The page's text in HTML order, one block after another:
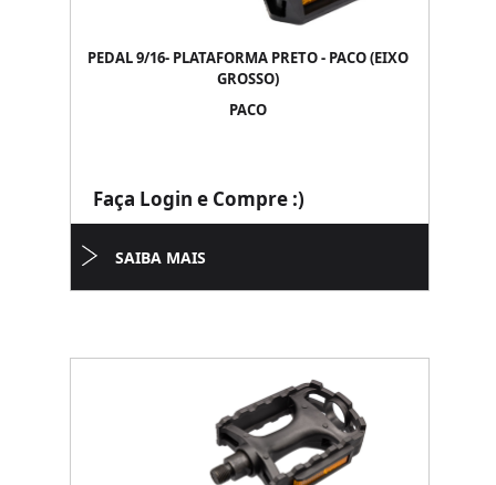
PEDAL 9/16- PLATAFORMA PRETO - PACO (EIXO
GROSSO)
PACO
Faça Login e Compre :)
SAIBA MAIS